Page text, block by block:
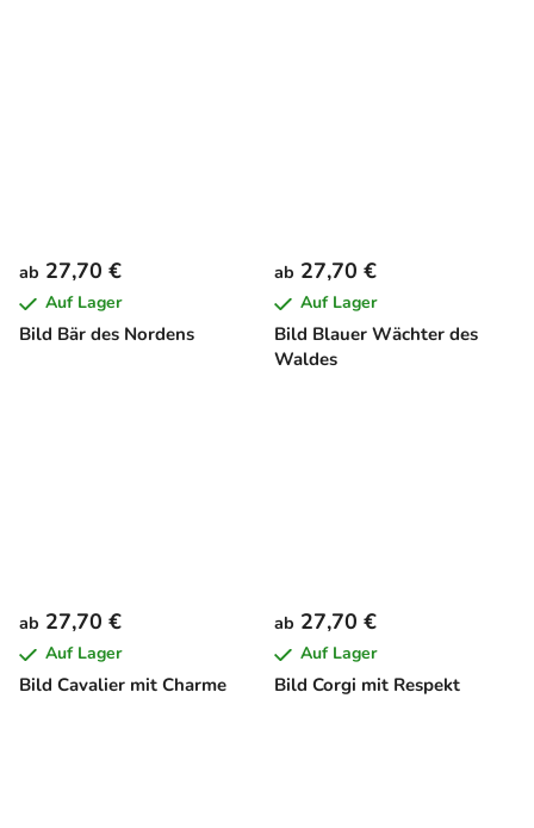
Bild Bär des Nordens
ab 27,70 €
Auf Lager
Bild Blauer Wächter des
Waldes
ab 27,70 €
Auf Lager
Bild Cavalier mit Charme
ab 27,70 €
Auf Lager
Bild Corgi mit Respekt
ab 27,70 €
Auf Lager